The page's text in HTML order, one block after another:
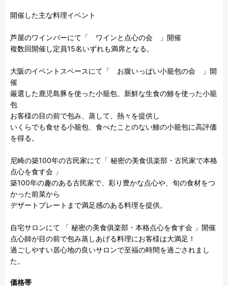
開催した主な料理イベント
芦屋のワインバーにて「　ワインと点心の会　」開催
複数回開催し定員15名いずれも満席となる。
大阪のイベントスペースにて「　お腹いっぱい小籠包の会　」開
催
厳選した鹿児島豚を使った小籠包、新鮮な生食の鯵を使った小籠
包
お客様の目の前で包み、蒸して、熱々を提供し
いくらでも食せる小籠包、食べたことのない鯵の小籠包に高評価
を得る。
尼崎の築100年の古民家にて「 秘密の美食倶楽部・古民家で本格
点心を食す会 」
築100年の趣のある古民家で、彩り豊かな点心や、旬の食材をつ
かった前菜から
デザートプレートまで満足感のある料理を提供。
自宅サロンにて 「 秘密の美食俱楽部・本格点心を食す会 」開催
点心師が目の前で包み蒸しあげる料理にお客様は大満足！
過ごしやすい居心地の良いサロンで至福の時間を過ごされまし
価格帯